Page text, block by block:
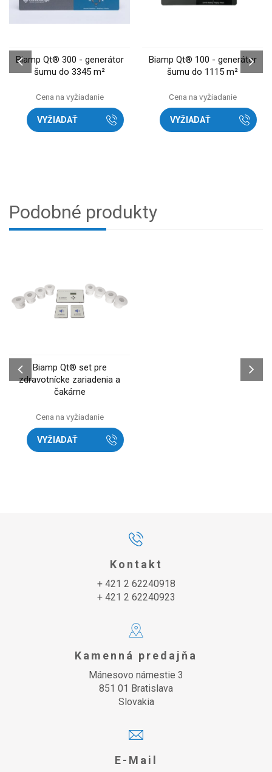
Biamp Qt® 300 - generátor
šumu do 3345 m²
Cena na vyžiadanie
VYŽIADAŤ
Biamp Qt® 100 - generátor
šumu do 1115 m²
Cena na vyžiadanie
VYŽIADAŤ
Podobné produkty
Biamp Qt® set pre
zdravotnícke zariadenia a
čakárne
Cena na vyžiadanie
VYŽIADAŤ
Kontakt
+ 421 2 62240918
+ 421 2 62240923
Kamenná predajňa
Mánesovo námestie 3
851 01 Bratislava
Slovakia
E-Mail